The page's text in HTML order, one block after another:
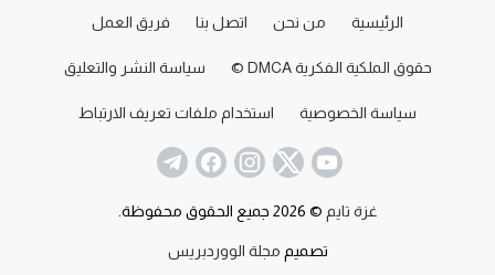
الرئيسية من نحن اتصل بنا فريق العمل
حقوق الملكية الفكرية DMCA © سياسة النشر والتعليق
سياسة الخصوصية استخدام ملفات تعريف الارتباط
غزة تايم © 2026 جميع الحقوق محفوظة.
تصميم مجلة الووردبريس